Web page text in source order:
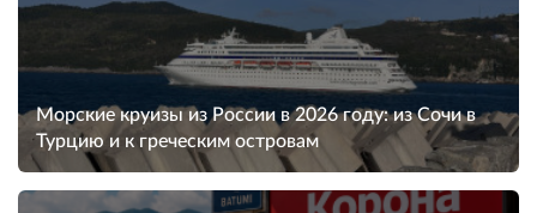
Морские круизы из России в 2026 году: из Сочи в
Турцию и к греческим островам